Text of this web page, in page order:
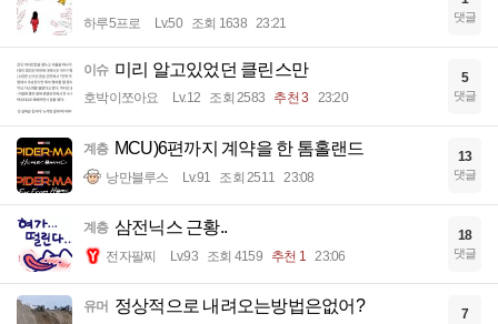
하루5프로 Lv.50 조회 1638 23:21 댓글
이슈 미리 알고있었던 클린스만
호박이쪼아요 Lv.12 조회 2583 추천 3 23:20
5
댓글
계층 MCU)6편까지 계약을 한 톰홀랜드
낭만블루스 Lv.91 조회 2511 23:08
13
댓글
계층 삼전닉스 근황..
전자팔찌 Lv.93 조회 4159 추천 1 23:06
18
댓글
유머 정상적으로 내려오는방법은없어? 7